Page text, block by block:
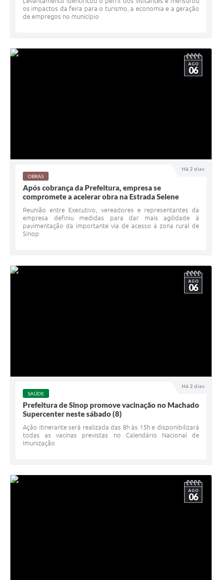
os impactos da feira para o turismo, a economia e a geração
de empregos no município
Há 2 dias
AGO
06
OBRAS
Após cobrança da Prefeitura, empresa se
compromete a acelerar obra na Estrada Selene
Reunião entre Executivo, vereadores e representantes da
empresa definiu medidas para dar mais agilidade à
pavimentação da importante via de acesso à zona rural de
Sinop
Há 2 dias
AGO
06
SAÚDE
Prefeitura de Sinop promove vacinação no Machado
Supercenter neste sábado (8)
Ação itinerante será realizada das 8h às 15h e disponibilizará
todas as vacinas previstas no Calendário Nacional de
Imunização
AGO
06